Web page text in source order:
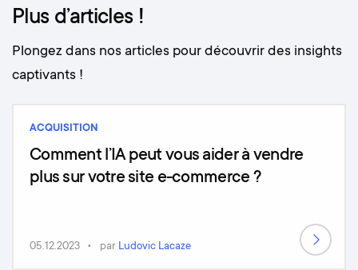
Plus d’articles !
Plongez dans nos articles pour découvrir des insights
captivants !
ACQUISITION
Comment l’IA peut vous aider à vendre
plus sur votre site e-commerce ?
05.12.2023 par Ludovic Lacaze